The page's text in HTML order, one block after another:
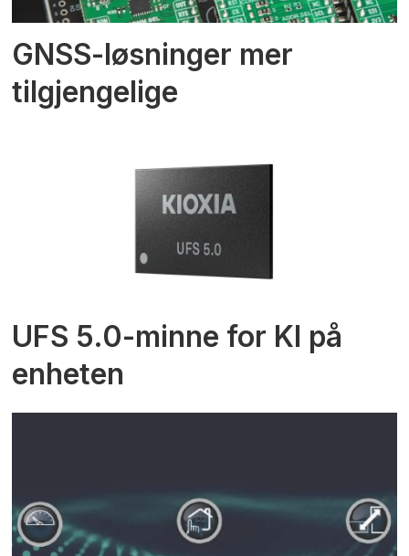
GNSS-løsninger mer
tilgjengelige
UFS 5.0-minne for KI på
enheten